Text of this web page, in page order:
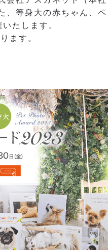
等身大の赤ちゃん、
たします。
ます。